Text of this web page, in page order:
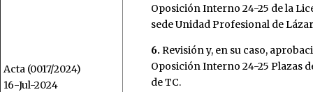
Acta (0017/2024)
16-Jul-2024
Oposición Interno 24-25 de la
sede Unidad Profesional de
6. Revisión y, en su caso,
Oposición Interno 24-25 Plazas
de TC.